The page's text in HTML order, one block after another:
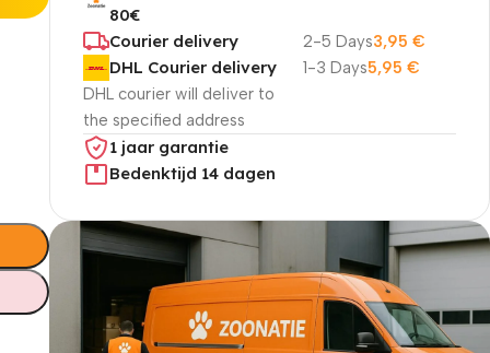
80€
Courier delivery
2-5 Days3,95€
DHL Courier delivery
DHL courier will deliver to
the specified address
1-3 Days5,95€
1 jaar garantie
Bedenktijd 14 dagen